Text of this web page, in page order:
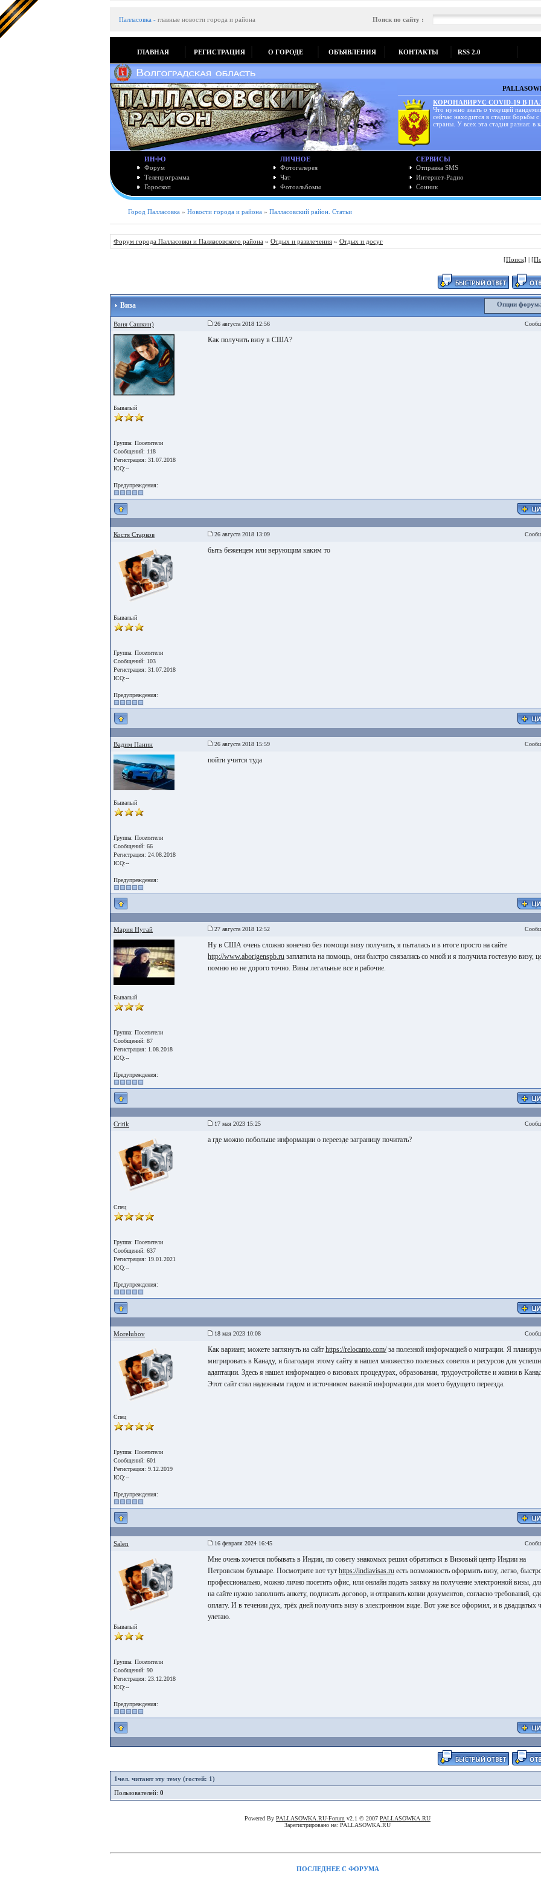
Палласовка - главные новости города и района Поиск по сайту :
ГЛАВНАЯ РЕГИСТРАЦИЯ О ГОРОДЕ ОБЪЯВЛЕНИЯ КОНТАКТЫ RSS 2.0
КОРОНАВИРУС COVID-19 В
Что нужно знать о текущей
сейчас находится в стадии борьбы
страны. У всех эта стадия разная: в
ИНФО
Форум
Телепрограмма
Гороскоп
ЛИЧНОЕ
Фотогалерея
Чат
Фотоальбомы
СЕРВИСЫ
Отправка SMS
Интернет-Радио
Сонник
Город Палласовка » Новости города и района » Палласовский район. Статьи
Форум города Палласовки и Палласовского района » Отдых и развлечения » Отдых и досуг
[Поиск] |
Виза Опции
Ваня Сашкин) 26 августа 2018 12:56
Бывалый
Группа: Посетители
Сообщений: 118
Регистрация: 31.07.2018
ICQ:--
Предупреждения:
Как получить визу в США?
Костя Старков 26 августа 2018 13:09
Бывалый
Группа: Посетители
Сообщений: 103
Регистрация: 31.07.2018
ICQ:--
Предупреждения:
быть беженцем или верующим каким то
Вадим Панин 26 августа 2018 15:59
Бывалый
Группа: Посетители
Сообщений: 66
Регистрация: 24.08.2018
ICQ:--
Предупреждения:
пойти учится туда
Мария Нугай 27 августа 2018 12:52
Бывалый
Группа: Посетители
Сообщений: 87
Регистрация: 1.08.2018
ICQ:--
Предупреждения:
Ну в США очень сложно конечно без помощи визу получить, я пыталась и в итоге просто на сайте
http://www.aborigenspb.ru заплатила на помощь, они быстро связались со мной и я получила гостевую визу,
помню но не дорого точно. Визы легальные все и рабочие.
Critik 17 мая 2023 15:25
Спец
Группа: Посетители
Сообщений: 637
Регистрация: 19.01.2021
ICQ:--
Предупреждения:
а где можно побольше информации о переезде заграницу почитать?
Morelubov 18 мая 2023 10:08
Спец
Группа: Посетители
Сообщений: 601
Регистрация: 9.12.2019
ICQ:--
Предупреждения:
Как вариант, можете заглянуть на сайт https://relocanto.com/за полезной информацией о миграции. Я
мигрировать в Канаду, и благодаря этому сайту я нашел множество полезных советов и ресурсов для
адаптации. Здесь я нашел информацию о визовых процедурах, образовании, трудоустройстве и жизни в
Этот сайт стал надежным гидом и источником важной информации для моего будущего переезда.
Salen 16 февраля 2024 16:45
Бывалый
Группа: Посетители
Сообщений: 90
Регистрация: 23.12.2018
ICQ:--
Предупреждения:
Мне очень хочется побывать в Индии, по совету знакомых решил обратиться в Визовый центр Индии на
Петровском бульваре. Посмотрите вот тут https://indiavisas.ru есть возможность оформить визу, легко,
профессионально, можно лично посетить офис, или онлайн подать заявку на получение электронной визы,
на сайте нужно заполнить анкету, подписать договор, и отправить копии документов, согласно требований,
оплату. И в течении дух, трёх дней получить визу в электронном виде. Вот уже все оформил, и в двадцатых
улетаю.
1чел. читают эту тему (гостей: 1)
Пользователей: 0
Powered By PALLASOWKA.RU-Forum v2.1 © 2007 PALLASOWKA.RU
Зарегистрировано на: PALLASOWKA.RU
ПОСЛЕДНЕЕ С ФОРУМА